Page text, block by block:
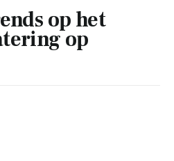
op het
op